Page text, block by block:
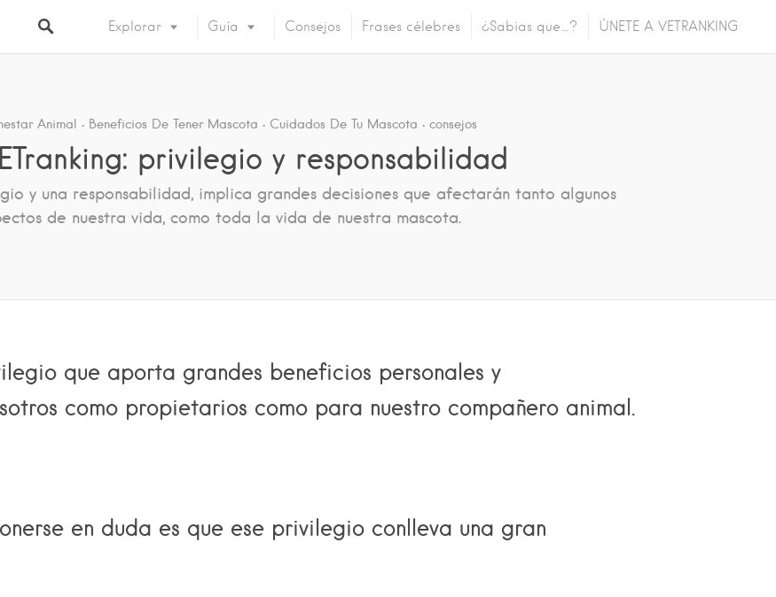
Explorar Guía Consejos Frases célebres ¿Sabias que…? ÚNETE A VETRANKING
Animal Beneficios De Tener Mascota Cuidados De Tu Mascota consejos
privilegio y responsabilidad
y una responsabilidad, implica grandes decisiones que afectarán tanto algunos
de nuestra vida, como toda la vida de nuestra mascota.
que aporta grandes beneficios personales y
como propietarios como para nuestro compañero animal.
en duda es que ese privilegio conlleva una gran